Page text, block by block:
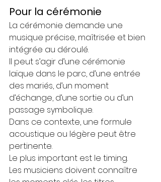
Pour la cérémonie
La cérémonie demande une
musique précise, maîtrisée et bien
intégrée au déroulé.
Il peut s’agir d’une cérémonie
laïque dans le parc, d’une entrée
des mariés, d’un moment
d’échange, d’une sortie ou d’un
passage symbolique.
Dans ce contexte, une formule
acoustique ou légère peut être
pertinente.
Le plus important est le timing.
Les musiciens doivent connaître